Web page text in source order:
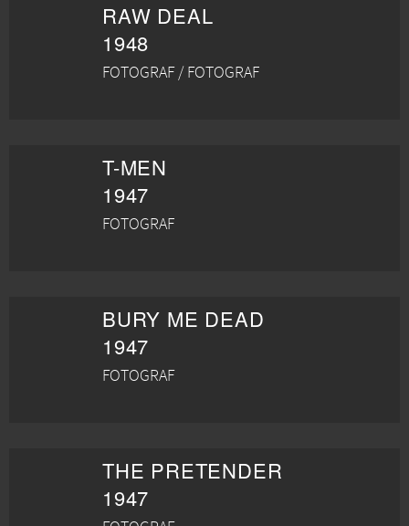
RAW DEAL
1948
FOTOGRAF / FOTOGRAF
T-MEN
1947
FOTOGRAF
BURY ME DEAD
1947
FOTOGRAF
THE PRETENDER
1947